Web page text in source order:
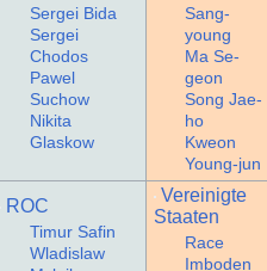
Sergei Bida
Sergei
Chodos
Pawel
Suchow
Nikita
Glaskow
Sang-
young
Ma Se-
geon
Song Jae-
ho
Kweon
Young-jun
ROC
Timur Safin
Wladislaw
Vereinigte
Staaten
Race
Imboden